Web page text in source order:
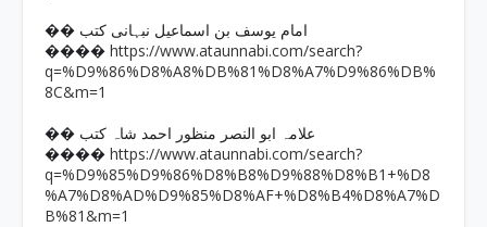
�� امام یوسف بن اسماعیل نبہانی کتب
���� https://www.ataunnabi.com/search?
q=%D9%86%D8%A8%DB%81%D8%A7%D9%86%DB%
8C&m=1
�� علامہ ابو النصر منظور احمد شاہ کتب
���� https://www.ataunnabi.com/search?
q=%D9%85%D9%86%D8%B8%D9%88%D8%B1+%D8
%A7%D8%AD%D9%85%D8%AF+%D8%B4%D8%A7%D
B%81&m=1